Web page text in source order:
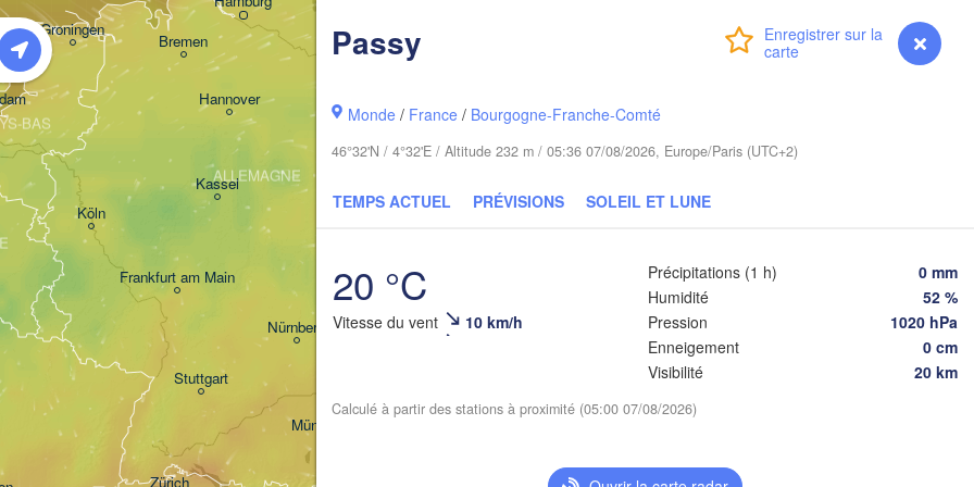
Premium myVentusky Prévisions
Passy
Monde / France / Bourgogne-Franche-Comté
46°32'N / 4°32'E / Altitude 232 m / 05:36 07/08/2026, Europe/Paris (UTC+2)
TEMPS ACTUEL PRÉVISIONS SOLEIL ET LUNE
20 °C
Vitesse du vent 10 km/h
Précipitations (1 h)
0 mm
Humidité
52 %
Pression
1020 hPa
Enneigement
0 cm
Visibilité
20 km
Calculé à partir des stations à proximité (05:00 07/08/2026)
Köln
Frankfurt am Main
Bremen
Hannover
Nürnberg
Kassel
Groningen
ALLEMAGNE
BAS
Stuttgart
Zürich
Kraków
Łódź
Wrocław
Dresden
POLOGNE
TCHÉQUIE
Wien
Budapest
München
Linz
SLOVAQUIE
Львів
(Lviv)
Івано-
(Ivano-